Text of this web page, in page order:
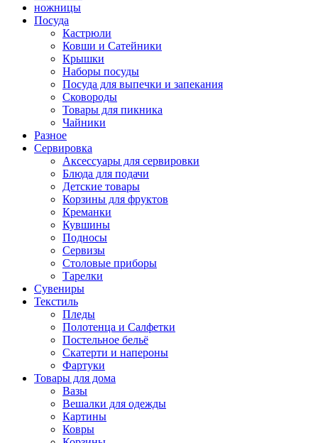
ножницы
Посуда
Кастрюли
Ковши и Сатейники
Крышки
Наборы посуды
Посуда для выпечки и запекания
Сковороды
Товары для пикника
Чайники
Разное
Сервировка
Аксессуары для сервировки
Блюда для подачи
Детские товары
Корзины для фруктов
Креманки
Кувшины
Подносы
Сервизы
Столовые приборы
Тарелки
Сувениры
Текстиль
Пледы
Полотенца и Салфетки
Постельное бельё
Скатерти и напероны
Фартуки
Товары для дома
Вазы
Вешалки для одежды
Картины
Ковры